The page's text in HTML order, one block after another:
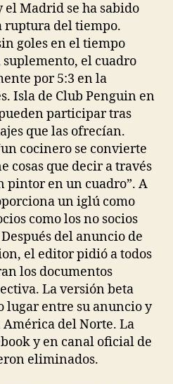
el Madrid se ha sabido
ruptura del tiempo.
goles en el tiempo
el cuadro
por 5:3 en la
Isla de Club Penguin en
participar tras
que las ofrecían.
cocinero se convierte
cosas que decir a través
pintor en un cuadro”. A
un iglú como
como los no socios
del anuncio de
el editor pidió a todos
los documentos
La versión beta
lugar entre su anuncio y
del Norte. La
y en canal oficial de
eliminados.